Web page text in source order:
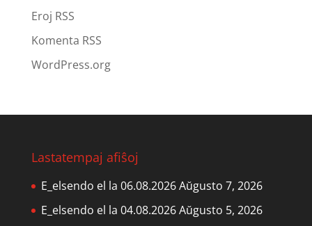
Eroj RSS
Komenta RSS
WordPress.org
Lastatempaj afiŝoj
E_elsendo el la 06.08.2026Aŭgusto 7, 2026
E_elsendo el la 04.08.2026Aŭgusto 5, 2026